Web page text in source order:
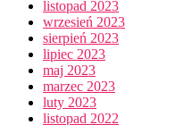
listopad 2023
wrzesień 2023
sierpień 2023
lipiec 2023
maj 2023
marzec 2023
luty 2023
listopad 2022